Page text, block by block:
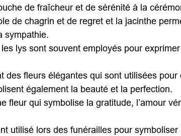
de fraîcheur et de sérénité à la
de chagrin et de regret et la jacinthe
sympathie.
les lys sont souvent employés pour
des fleurs élégantes qui sont utilisées
également la beauté et la perfection.
fleur qui symbolise la gratitude, l’amour
utilisé lors des funérailles pour